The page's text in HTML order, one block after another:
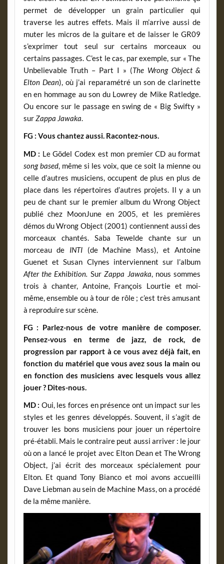
permet de développer un grain particulier qui
traverse les autres effets. Mais il m’arrive aussi de
muter les micros de la guitare et de laisser le GR09
s’exprimer tout seul sur certains morceaux ou
certains passages. C’est le cas, par exemple, sur « The
Unbelievable Truth – Part I » (The Wrong Object &
Elton Dean), où j’ai reparamétré un son de clarinette
en en hommage au son du Lowrey de Mike Ratledge.
Ou encore sur le passage en swing de « Big Swifty »
surZappa Jawaka.
FG : Vous chantez aussi. Racontez-nous.
MD : Le Gödel Codex est mon premier CD au format
song based, même si les voix, que ce soit la mienne ou
celle d’autres musiciens, occupent de plus en plus de
place dans les répertoires d’autres projets. Il y a un
peu de chant sur le premier album du Wrong Object
publié chez MoonJune en 2005, et les premières
démos du Wrong Object (2001) contiennent aussi des
morceaux chantés. Saba Tewelde chante sur un
morceau de INTI(de Machine Mass), et Antoine
Guenet et Susan Clynes interviennent sur l’album
After the Exhibition. Sur Zappa Jawaka , nous sommes
trois à chanter, Antoine, François Lourtie et moi-
même, ensemble ou à tour de rôle ; c’est très amusant
à reproduire sur scène.
FG : Parlez-nous de votre manière de composer.
Pensez-vous en terme de jazz, de rock, de
progression par rapport à ce vous avez déjà fait, en
fonction du matériel que vous avez sous la main ou
en fonction des musiciens avec lesquels vous allez
jouer ? Dites-nous.
MD : Oui, les forces en présence ont un impact sur les
styles et les genres développés. Souvent, il s’agit de
trouver les bons musiciens pour jouer un répertoire
pré-établi. Mais le contraire peut aussi arriver : le jour
où on a lancé le projet avec Elton Dean et The Wrong
Object, j’ai écrit des morceaux spécialement pour
Elton. Et quand Tony Bianco et moi avons accueilli
Dave Liebman au sein de Machine Mass, on a procédé
de la même manière.